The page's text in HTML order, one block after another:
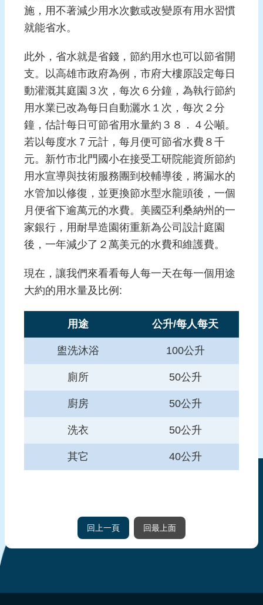
施，用不著減少用水次數或改變原有用水習慣
就能省水。
此外，省水就是省錢，節約用水也可以節省開
支。以高雄市政府為例，市府大樓原設定每日
動灌溉其庭園３次，每次６分鐘，為執行節約
用水業已改為每日自動灑水１次，每次２分
鐘，估計每日可節省用水量約３８．４公噸。
若以每度水７元計，每月便可節省水費８千
元。新竹市北門國小在接受工研院能資所節約
用水宣導與技術服務團到校輔導後，將漏水的
水管加以修復，並更換節水型水龍頭後，一個
月便省下逾萬元的水費。美國亞利桑納州的一
家銀行，用耐旱造園術重新為公司設計庭園
後，一年減少了２萬美元的水費和維護費。
現在，讓我們來看看每人每一天在每一個用途
大約的用水量及比例:
用途 公升/每人每天
盥洗沐浴 100公升
廁所 50公升
廚房 50公升
洗衣 50公升
其它 40公升
回上一頁 回最上面